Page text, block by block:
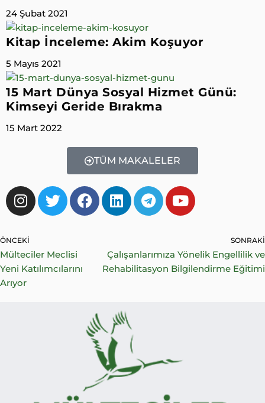
24 Şubat 2021
Kitap İnceleme: Akim Koşuyor
5 Mayıs 2021
15 Mart Dünya Sosyal Hizmet Günü:
Kimseyi Geride Bırakma
15 Mart 2022
TÜM MAKALELER
ÖNCEKI
Mülteciler Meclisi
Yeni Katılımcılarını
Arıyor
SONRAKI
Çalışanlarımıza Yönelik Engellilik ve
Rehabilitasyon Bilgilendirme Eğitimi